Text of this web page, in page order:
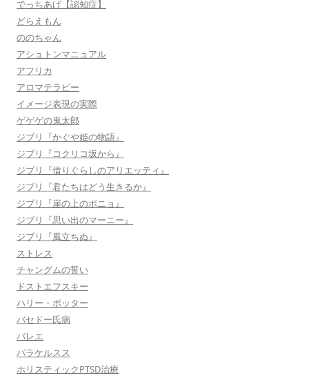
でっちあげ【認知症】
どらえもん
ののちゃん
アシュトンマニュアル
アフリカ
アロマテラピー
イメージ表現の実際
ゲゲゲの鬼太郎
ジブリ『かぐや姫の物語』
ジブリ『コクリコ坂から』
ジブリ『借りぐらしのアリエッティ』
ジブリ『君たちはどう生きるか』
ジブリ『崖の上のポニョ』
ジブリ『思い出のマーニー』
ジブリ『風立ちぬ』
ストレス
チャングムの誓い
ドストエフスキー
ハリー・ポッター
バセドー氏病
バレエ
パラケルスス
ホリスティックPTSD治療